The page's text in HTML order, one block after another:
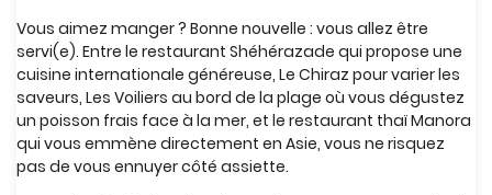
Vous aimez manger ? Bonne nouvelle : vous allez être
servi(e). Entre le restaurant Shéhérazade qui propose une
cuisine internationale généreuse, Le Chiraz pour varier les
saveurs, Les Voiliers au bord de la plage où vous dégustez
un poisson frais face à la mer, et le restaurant thaï Manora
qui vous emmène directement en Asie, vous ne risquez
pas de vous ennuyer côté assiette.